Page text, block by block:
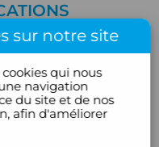
sur notre site
qui nous
navigation
du site et de nos
afin d'améliorer